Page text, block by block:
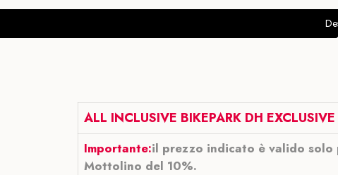
ALL INCLUSIVE BIKEPARK DH
Importante:il prezzo indicato è valido
Mottolino del 10%.